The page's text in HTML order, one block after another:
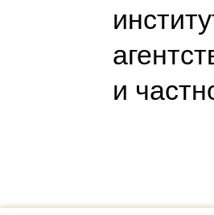
и